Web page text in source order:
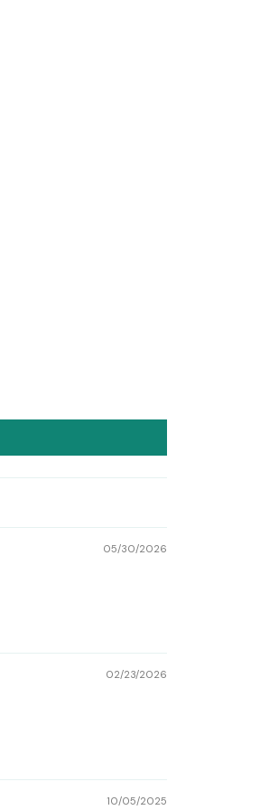
05/30/2026
02/23/2026
10/05/2025